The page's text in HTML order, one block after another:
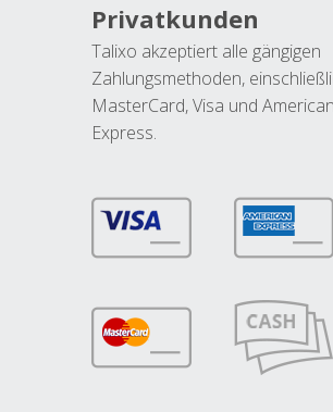
Privatkunden
Talixo akzeptiert alle gängigen
Zahlungsmethoden,
MasterCard, Visa und American
Express.